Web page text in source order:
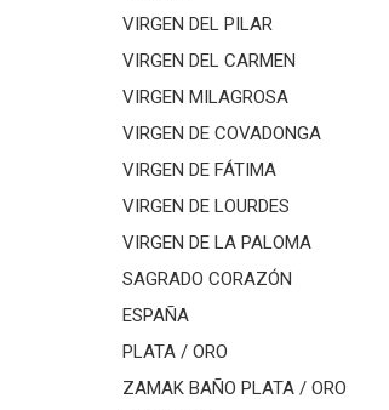
VIRGEN DEL PILAR
VIRGEN DEL CARMEN
VIRGEN MILAGROSA
VIRGEN DE COVADONGA
VIRGEN DE FÁTIMA
VIRGEN DE LOURDES
VIRGEN DE LA PALOMA
SAGRADO CORAZÓN
ESPAÑA
PLATA / ORO
ZAMAK BAÑO PLATA / ORO